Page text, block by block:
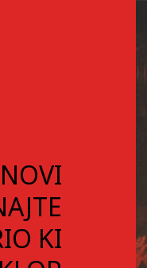
KI